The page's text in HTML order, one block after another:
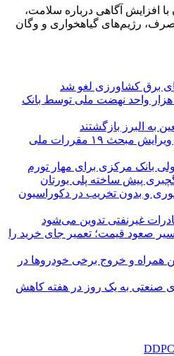
افزایش آگاهی درباره سلامت،
رژیم‌های گیاهخواری و وگان
برق کشاورزی لغو شد
تأمین مالی بیش از ۳۹۶ هزار واحد نهضت ملی توسط بانک
تمدید اجرای همزمان دو ویرایش مبحث ۱۹ مقررات ملی
بانک مرکزی برای مهار تورم
گچبری پیش ساخته پلی یورتان
و بدون تخریب در دکوراسیون
غیرنفتی تدوین می‌شود
صعود قیمت؛ تعمیر جای خرید را
همراه و خروج برخی خودروها در
صنعتی به یک روز در هفته کاهش